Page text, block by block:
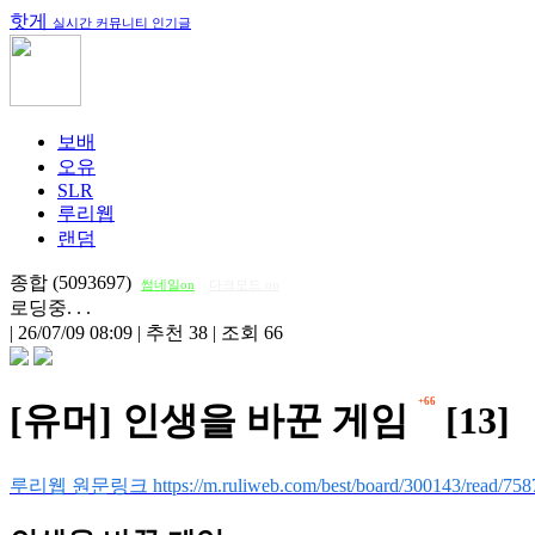
핫게 실시간 커뮤니티 인기글
보배
오유
SLR
루리웹
랜덤
종합 (5093697) 썸네일on
로딩중. . .
| 26/07/09 08:09 | 추천 38 | 조회 66
[유머] 인생을 바꾼 게임 +66 [13]
루리웹 원문링크 https://m.ruliweb.com/best/board/300143/read/